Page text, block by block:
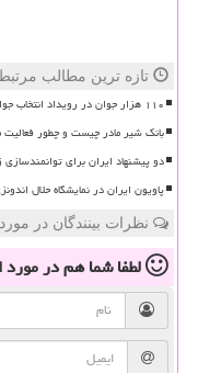
تازه ترین مطالب
۱۱۰ هزار جوان در رویداد انتخاب جوان سال نام نویسی کردند
بانک شیر مادر چیست و چطور فعالیت
دو پیشنهاد ایران برای
پاویون ایران در نمایشگاه حلال
نظرات بینندگان در
لطفا شما همدر